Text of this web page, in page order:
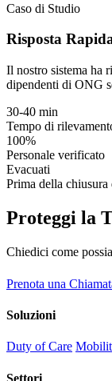
Caso di Studio
Risposta
Il nostro sistema ha
dipendenti di ONG
30-40 min
Tempo di
100%
Personale verificato
Evacuati
Prima della
Proteggi la
Chiedici come
Prenota una
Soluzioni
Duty of Care
Settori